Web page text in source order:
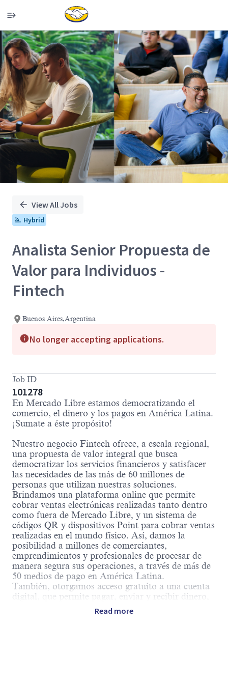
Single
Position
View All Jobs
Hybrid
Analista Senior Propuesta de
Valor para Individuos -
Fintech
Buenos Aires,Argentina
No longer accepting applications.
Job ID
101278
En Mercado Libre estamos democratizando el
comercio, el dinero y los pagos en América Latina.
¡Sumate a éste propósito!
Nuestro negocio Fintech ofrece, a escala regional,
una propuesta de valor integral que busca
democratizar los servicios financieros y satisfacer
las necesidades de las más de 60 millones de
personas que utilizan nuestras soluciones.
Brindamos una plataforma online que permite
cobrar ventas electrónicas realizadas tanto dentro
como fuera de Mercado Libre, y un sistema de
códigos QR y dispositivos Point para cobrar ventas
realizadas en el mundo físico. Así, damos la
posibilidad a millones de comerciantes,
emprendimientos y profesionales de procesar de
manera segura sus operaciones, a través de más de
50 medios de pago en América Latina.
También, otorgamos acceso gratuito a una cuenta
digital, que permite pagar, enviar y recibir dinero,
generar rendimientos y operar con tarjetas para
hacer compras o extracciones.
Read more